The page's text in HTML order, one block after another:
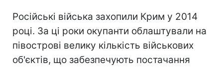
Російські війська захопили Крим у 2014
році. За ці роки окупанти облаштували на
півострові велику кількість військових
об'єктів, що забезпечують постачання